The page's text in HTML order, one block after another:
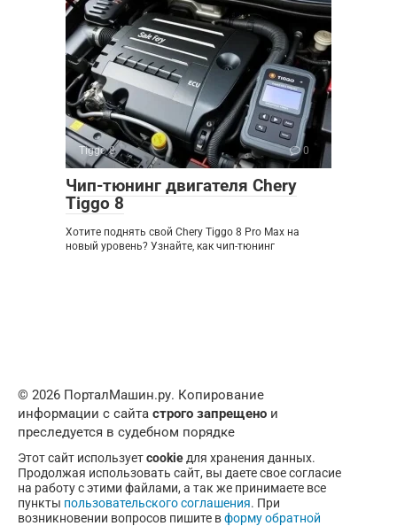
Tiggo 8 0
Чип-тюнинг двигателя Chery
Tiggo 8
Хотите поднять свой Chery Tiggo 8 Pro Max на
новый уровень? Узнайте, как чип-тюнинг
© 2026 ПорталМашин.ру. Копирование
информации с сайта строго запрещено и
преследуется в судебном порядке
Этот сайт используетcookie для хранения данных.
Продолжая использовать сайт, вы даете свое согласие
на работу с этими файлами, а так же принимаете все
пункты пользовательского соглашения. При
возникновении вопросов пишите вформу обратной